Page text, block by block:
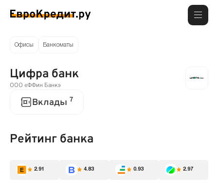
Офисы Банкоматы
Цифра банк
ООО «ФФин Банк»
Вклады 7
Рейтинг банка
2.91 4.83 0.93 2.97